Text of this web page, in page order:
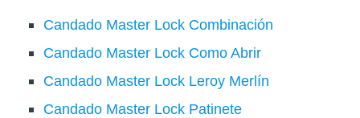
Candado Master Lock Combinación
Candado Master Lock Como Abrir
Candado Master Lock Leroy Merlín
Candado Master Lock Patinete